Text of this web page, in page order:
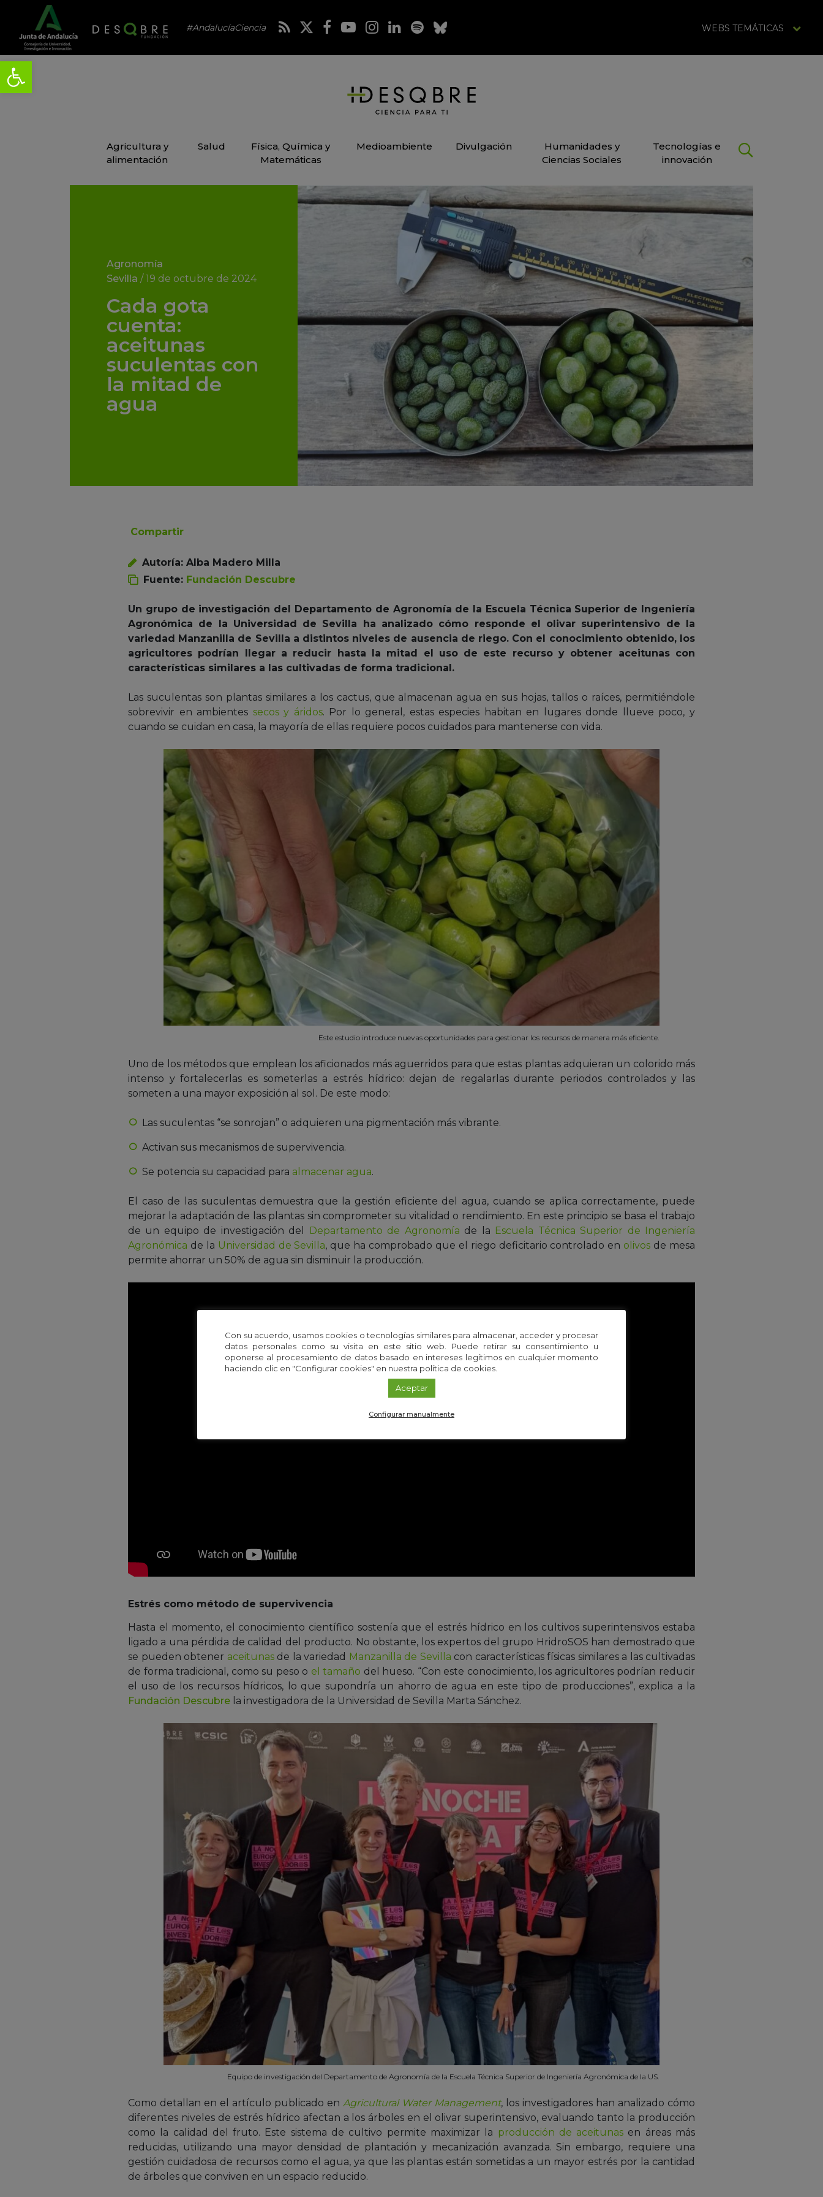
#AndalucíaCiencia WEBS TEMÁTICAS
Agricultura y
alimentación
Salud
Física, Química y
Matemáticas
Medioambiente Divulgación
Humanidades y
Ciencias Sociales
Tecnologías e
innovación
Agronomía
Sevilla / 19 de octubre de 2024
Cada gota
cuenta:
aceitunas
suculentas con
la mitad de
agua
Compartir
Autoría: Alba Madero Milla
Fuente: Fundación Descubre
Un grupo de investigación del Departamento de Agronomía de la Escuela Técnica Superior de Ingeniería
Agronómica de la Universidad de Sevilla ha analizado cómo responde el olivar superintensivo de la
variedad Manzanilla de Sevilla a distintos niveles de ausencia de riego. Con el conocimiento obtenido, los
agricultores podrían llegar a reducir hasta la mitad el uso de este recurso y obtener aceitunas con
características similares a las cultivadas de forma tradicional.
Las suculentas son plantas similares a los cactus, que almacenan agua en sus hojas, tallos o raíces, permitiéndole
sobrevivir en ambientes secos y áridos. Por lo general, estas especies habitan en lugares donde llueve poco, y
cuando se cuidan en casa, la mayoría de ellas requiere pocos cuidados para mantenerse con vida.
Este estudio introduce nuevas oportunidades para gestionar los recursos de manera más eficiente.
Uno de los métodos que emplean los aficionados más aguerridos para que estas plantas adquieran un colorido más
intenso y fortalecerlas es someterlas a estrés hídrico: dejan de regalarlas durante periodos controlados y las
someten a una mayor exposición al sol. De este modo:
Las suculentas “se sonrojan” o adquieren una pigmentación más vibrante.
Activan sus mecanismos de supervivencia.
Se potencia su capacidad para almacenar agua.
El caso de las suculentas demuestra que la gestión eficiente del agua, cuando se aplica correctamente, puede
mejorar la adaptación de las plantas sin comprometer su vitalidad o rendimiento. En este principio se basa el trabajo
de un equipo de investigación del
Departamento de Agronomía de la Escuela Técnica Superior de Ingeniería
Agronómica de la Universidad de Sevilla, que ha comprobado que el riego deficitario controlado en olivos de mesa
permite ahorrar un 50% de agua sin disminuir la producción.
Estrés como método de supervivencia
Hasta el momento, el conocimiento científico sostenía que el estrés hídrico en los cultivos superintensivos estaba
ligado a una pérdida de calidad del producto. No obstante, los expertos del grupo HridroSOS han demostrado que
se pueden obtener aceitunasde la variedad Manzanilla de Sevilla con características físicas similares a las cultivadas
de forma tradicional, como su peso o el tamaño del hueso. “Con este conocimiento, los agricultores podrían reducir
el uso de los recursos hídricos, lo que supondría un ahorro de agua en este tipo de producciones”, explica a la
Fundación Descubre la investigadora de la Universidad de Sevilla Marta Sánchez.
Equipo de investigación del Departamento de Agronomía de la Escuela Técnica Superior de Ingeniería Agronómica de la US.
Como detallan en el artículo publicado en Agricultural Water Management, los investigadores han analizado cómo
diferentes niveles de estrés hídrico afectan a los árboles en el olivar superintensivo, evaluando tanto la producción
como la calidad del fruto. Este sistema de cultivo permite maximizar la producción de aceitunas en áreas más
reducidas, utilizando una mayor densidad de plantación y mecanización avanzada. Sin embargo, requiere una
gestión cuidadosa de recursos como el agua, ya que las plantas están sometidas a un mayor estrés por la cantidad
de árboles que conviven en un espacio reducido.
Con su acuerdo, usamos cookies o tecnologías similares para almacenar, acceder y procesar
datos personales como su visita en este sitio web. Puede retirar su consentimiento u
oponerse al procesamiento de datos basado en intereses legítimos en cualquier momento
haciendo clic en "Configurar cookies" en nuestra política de cookies.
Aceptar
Configurar manualmente